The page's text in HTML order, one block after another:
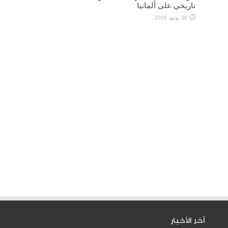
تاريخي على ألمانيا
30 يونيو، 2026
أخر الأخبار